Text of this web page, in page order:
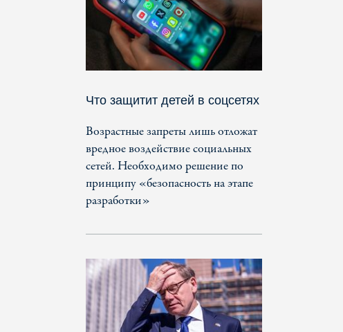
Что защитит детей в соцсетях
Возрастные запреты лишь отложат
вредное воздействие социальных
сетей. Необходимо решение по
принципу «безопасность на этапе
разработки»